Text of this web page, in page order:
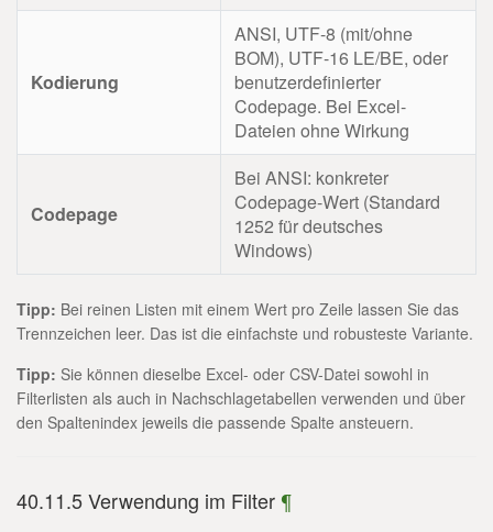
Kodierung
ANSI, UTF-8 (mit/ohne
BOM), UTF-16 LE/BE, oder
benutzerdefinierter
Codepage. Bei Excel-
Dateien ohne Wirkung
Codepage
Bei ANSI: konkreter
Codepage-Wert (Standard
1252 für deutsches
Windows)
Tipp: Bei reinen Listen mit einem Wert pro Zeile lassen Sie das
Trennzeichen leer. Das ist die einfachste und robusteste Variante.
Tipp: Sie können dieselbe Excel- oder CSV-Datei sowohl in
Filterlisten als auch in Nachschlagetabellen verwenden und über
den Spaltenindex jeweils die passende Spalte ansteuern.
40.11.5 Verwendung im Filter ¶